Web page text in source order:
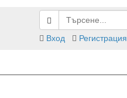
Вход
Регистрация